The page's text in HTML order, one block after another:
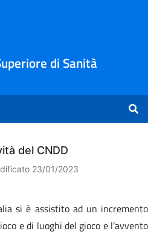
di Sanità
del CNDD
23/01/2023
si è assistito ad un incremento
e di luoghi del gioco e l’avvento